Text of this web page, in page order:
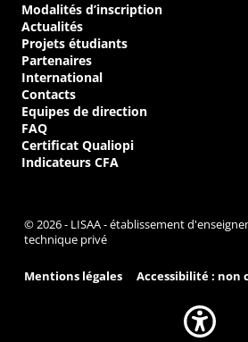
Modalités d’inscription
Actualités
Projets étudiants
Partenaires
International
Contacts
Equipes de direction
FAQ
Certificat Qualiopi
Indicateurs CFA
© 2026 - LISAA - établissement
technique privé
Mentions légales Accessibilité : non